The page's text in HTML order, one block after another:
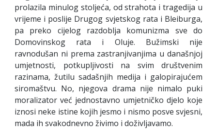
prolazila minulog stoljeća, od strahota i tragedija u
vrijeme i poslije Drugog svjetskog rata i Bleiburga,
pa preko cijelog razdoblja komunizma sve do
Domovinskog rata i Oluje. Bužimski nije
ravnodušan ni prema zastranjivanjima u današnjoj
umjetnosti, potkupljivosti na svim društvenim
razinama, žutilu sadašnjih medija i galopirajućem
siromaštvu. No, njegova drama nije nimalo puki
moralizator već jednostavno umjetničko djelo koje
iznosi neke istine kojih jesmo i nismo posve svjesni,
mada ih svakodnevno živimo i doživljavamo.